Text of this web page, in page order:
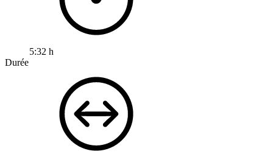
5:32 h
Durée